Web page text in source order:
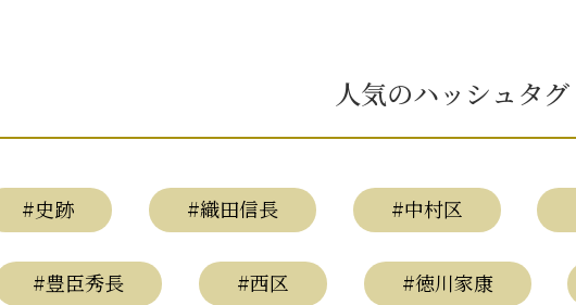
人気のハッシュタグ
#史跡 #織田信長 #中村区
#豊臣秀長 #西区 #徳川家康